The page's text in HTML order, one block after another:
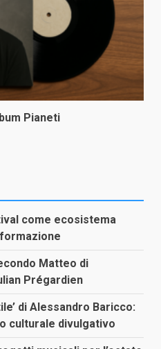
Pianeti
come ecosistema
Matteo di
Prégardien
di Alessandro Baricco:
culturale divulgativo